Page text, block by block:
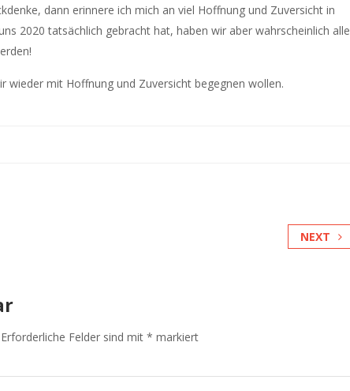
dann erinnere ich mich an viel Hoffnung und Zuversicht in
2020 tatsächlich gebracht hat, haben wir aber wahrscheinlich alle
wieder mit Hoffnung und Zuversicht begegnen wollen.
NEXT
Erforderliche Felder sind mit * markiert